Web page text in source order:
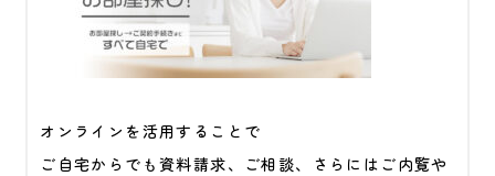
オンラインを活用することで
ご自宅からでも資料請求、ご相談、さらにはご内覧や